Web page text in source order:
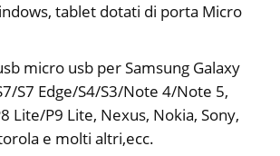
tablet dotati di porta Micro
micro usb per Samsung Galaxy
S7 Edge/S4/S3/Note 4/Note 5,
Lite/P9 Lite, Nexus, Nokia, Sony,
e molti altri,ecc.